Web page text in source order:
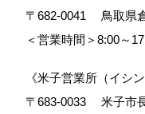
〒682-0041
鳥取県
＜営業時間＞8:00～
《米子営業所（イシ
〒683-0033
米子市